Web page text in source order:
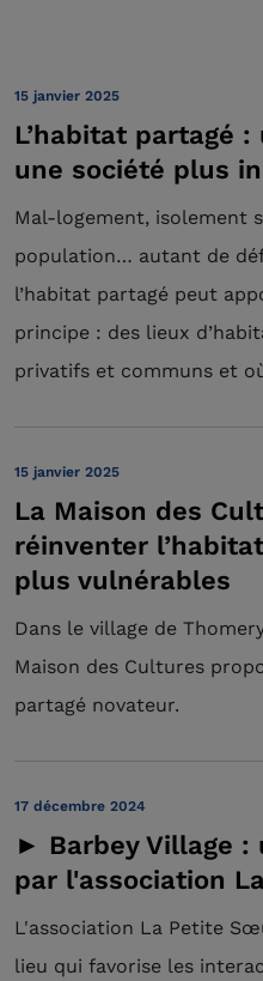
15 janvier 2025
L’habitat partagé
une société plus
Mal-logement, isolement
population… autant de
l’habitat partagé peut
principe : des lieux
privatifs et communs et
15 janvier 2025
La Maison des
réinventer
plus vulnérables
Dans le village de
Maison des Cultures
partagé novateur.
17 décembre 2024
► Barbey Village :
par l'association
L'association La Petite
lieu qui favorise les